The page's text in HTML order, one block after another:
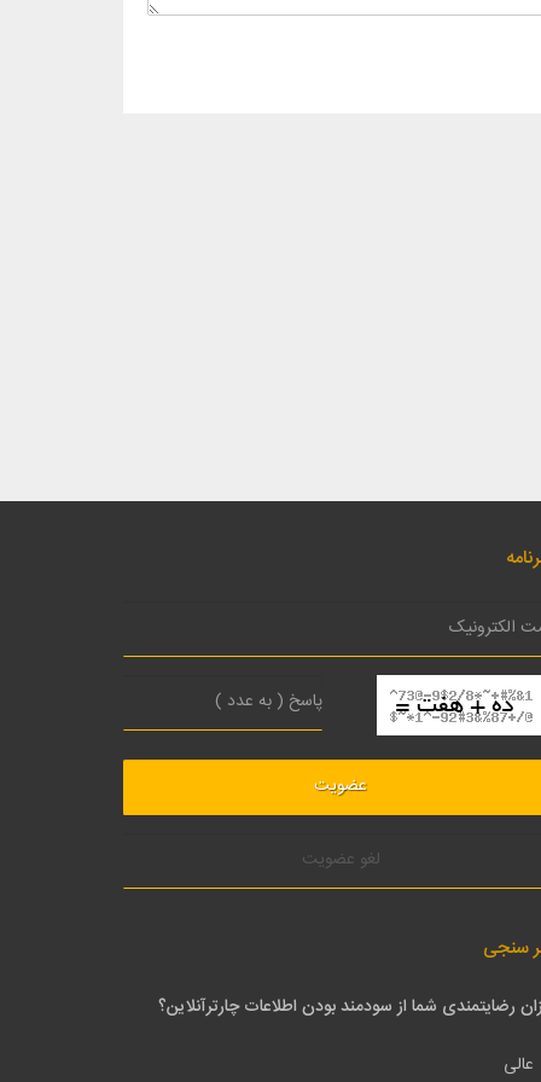
لغو عضویت
سنجی
رضایتمندی شما از سودمند بودن اطلاعات چارترآنلاین؟
عالی